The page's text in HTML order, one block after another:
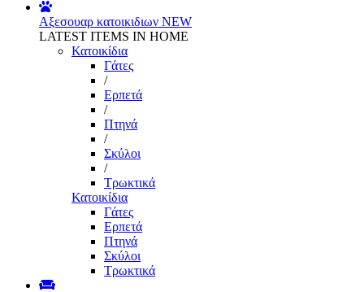
Αξεσουαρ κατοικιδιων NEW
LATEST ITEMS IN HOME
Κατοικίδια
Γάτες
/
Ερπετά
/
Πτηνά
/
Σκύλοι
/
Τρωκτικά
Κατοικίδια
Γάτες
Ερπετά
Πτηνά
Σκύλοι
Τρωκτικά